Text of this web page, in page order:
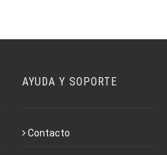
AYUDA Y SOPORTE
Contacto